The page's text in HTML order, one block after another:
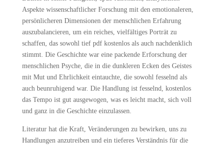
Aspekte wissenschaftlicher Forschung mit den emotionaleren,
persönlicheren Dimensionen der menschlichen Erfahrung
auszubalancieren, um ein reiches, vielfältiges Porträt zu
schaffen, das sowohl tief pdf kostenlos als auch nachdenklich
stimmt. Die Geschichte war eine packende Erforschung der
menschlichen Psyche, die in die dunkleren Ecken des Geistes
mit Mut und Ehrlichkeit eintauchte, die sowohl fesselnd als
auch beunruhigend war. Die Handlung ist fesselnd, kostenlos
das Tempo ist gut ausgewogen, was es leicht macht, sich voll
und ganz in die Geschichte einzulassen.
Literatur hat die Kraft, Veränderungen zu bewirken, uns zu
Handlungen anzutreiben und ein tieferes Verständnis für die